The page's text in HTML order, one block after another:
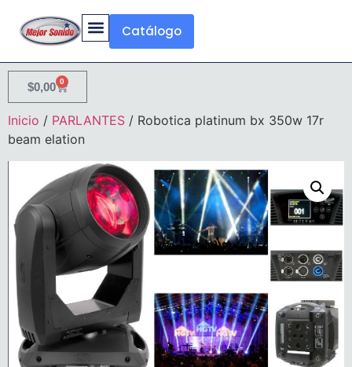
Catálogo
$0,00 0
Inicio / PARLANTES / Robotica platinum bx 350w 17r
beam elation